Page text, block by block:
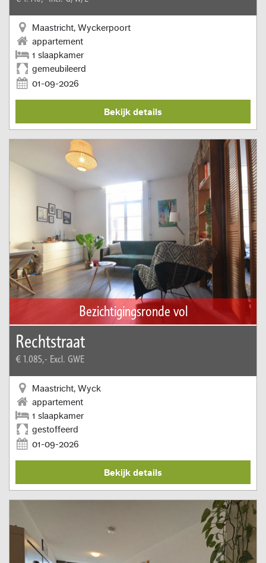
Maastricht, Wyckerpoort
appartement
1 slaapkamer
gemeubileerd
01-09-2026
Bekijk details
Bezichtigingsronde vol
Rechtstraat
€ 1.085,- Excl. GWE
Maastricht, Wyck
appartement
1 slaapkamer
gestoffeerd
01-09-2026
Bekijk details